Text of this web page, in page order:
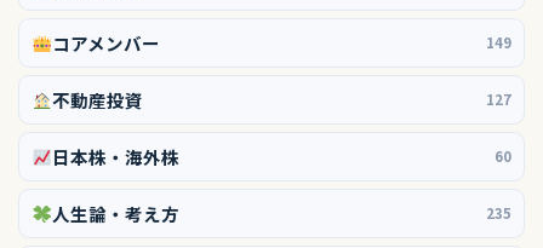
コアメンバー 149
不動産投資 127
日本株・海外株 60
人生論・考え方 235